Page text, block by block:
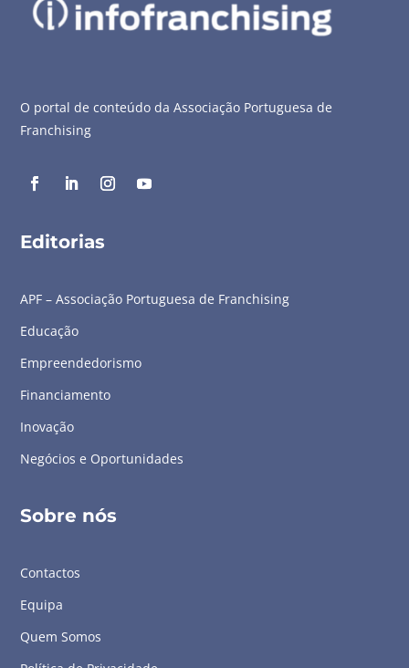
O portal de conteúdo da Associação Portuguesa de
Franchising
Editorias
APF – Associação Portuguesa de Franchising
Educação
Empreendedorismo
Financiamento
Inovação
Negócios e Oportunidades
Sobre nós
Contactos
Equipa
Quem Somos